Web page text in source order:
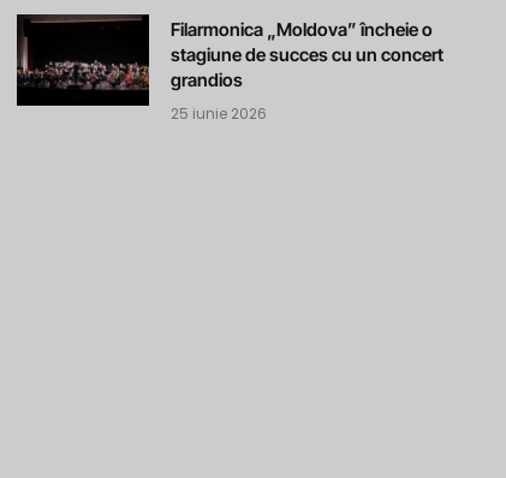
Filarmonica „Moldova” încheie o
stagiune de succes cu un concert
grandios
25 iunie 2026